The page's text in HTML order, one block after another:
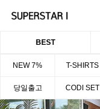
BEST
NEW 7% T-SHIRTS
당일출고 CODI SET